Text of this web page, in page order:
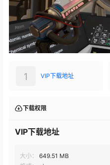
VIP下载地址
1
下载权限
VIP下载地址
大小：
649.51 MB